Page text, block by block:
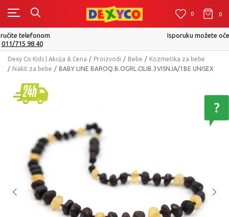
0 0 0
Isporuku možete očekivati u roku od 2 do 4 radna dana!
Dexy Co Kids | Akcija & Cena Proizvodi Bebe
Kozmetika za bebe
Nakit za bebe
BABY LINE BAROQ.B.OGRL.CILIB.3VISNJA/1BE UNISEX